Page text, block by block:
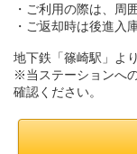
・ご利用の際は、周
・ご返却時は後進入
地下鉄「篠崎駅」よ
※当ステーションへ
確認ください。